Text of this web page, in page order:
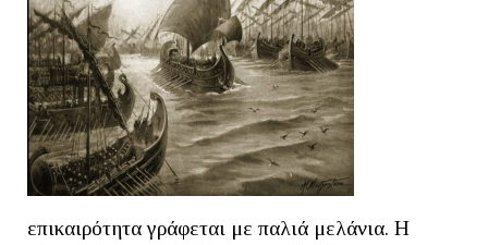
επικαιρότητα γράφεται με παλιά μελάνια. Η